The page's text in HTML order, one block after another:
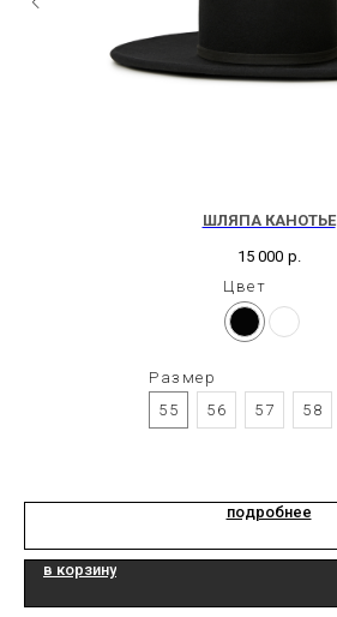
ШЛЯПА КАНОТЬЕ
15 000 р.
Цвет
Размер
55
56 57 58
подробнее
в корзину